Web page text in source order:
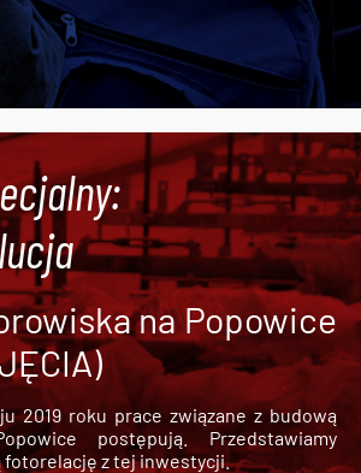
na Popowice
2019 roku prace związane z budową
postępują. Przedstawiamy
fotorelację z tej inwestycji.